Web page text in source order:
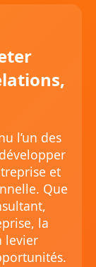
l’un des
et
Que
la
levier